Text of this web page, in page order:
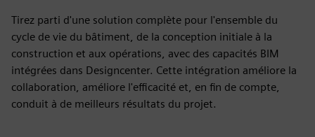
Tirez parti d'une solution complète pour l'ensemble du
cycle de vie du bâtiment, de la conception initiale à la
construction et aux opérations, avec des capacités BIM
intégrées dans Designcenter. Cette intégration améliore la
collaboration, améliore l'efficacité et, en fin de compte,
conduit à de meilleurs résultats du projet.